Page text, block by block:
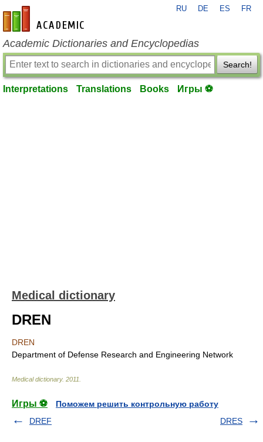
en-academic.com
RU DE ES FR
Academic Dictionaries and Encyclopedias
Search!
Interpretations Translations Books Игры ⚽
Medical dictionary
DREN
DREN
Department of Defense Research and Engineering Network
Medical dictionary. 2011
Игры ⚽
Поможем решить контрольную работу
DREF
DRES